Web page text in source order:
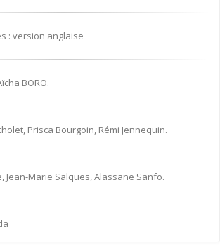
: version anglaise
BORO.
Prisca Bourgoin, Rémi Jennequin.
Jean-Marie Salques, Alassane Sanfo.